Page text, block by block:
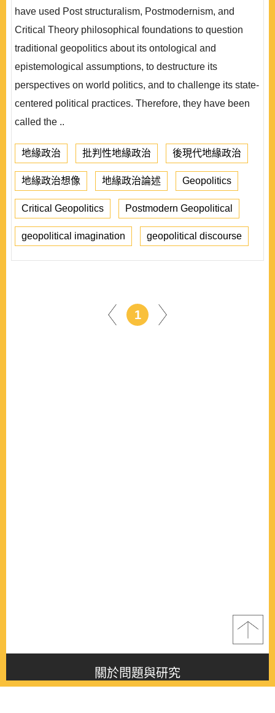
have used Post structuralism, Postmodernism, and
Critical Theory philosophical foundations to question
traditional geopolitics about its ontological and
epistemological assumptions, to destructure its
perspectives on world politics, and to challenge its state-
centered political practices. Therefore, they have been
called the ..
地緣政治 批判性地緣政治 後現代地緣政治
地緣政治想像 地緣政治論述 Geopolitics
Critical Geopolitics Postmodern Geopolitical
geopolitical imagination geopolitical discourse
1
關於問題與研究
About this journal